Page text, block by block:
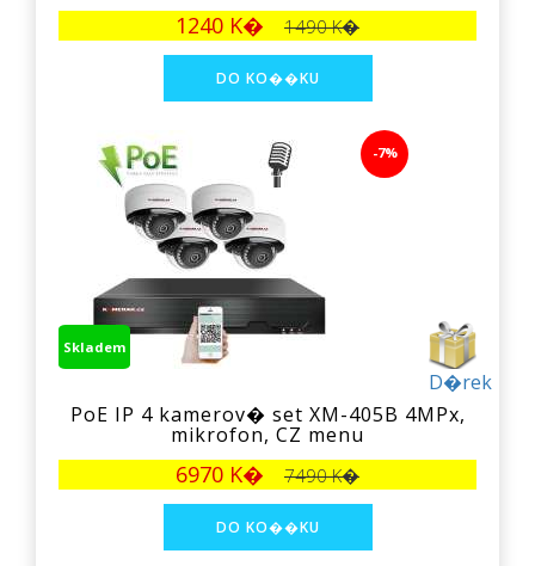
1240 K� 1490 K�
-7%
D�rek
Skladem
PoE IP 4 kamerov� set XM-405B 4MPx,
mikrofon, CZ menu
6970 K� 7490 K�